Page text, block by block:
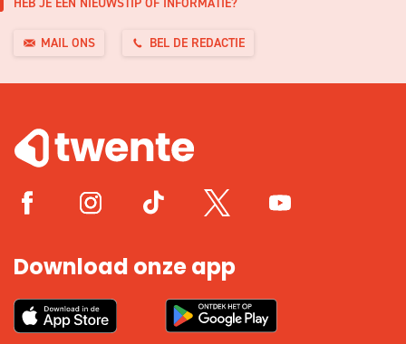
MAIL ONS BEL DE REDACTIE
Download onze app